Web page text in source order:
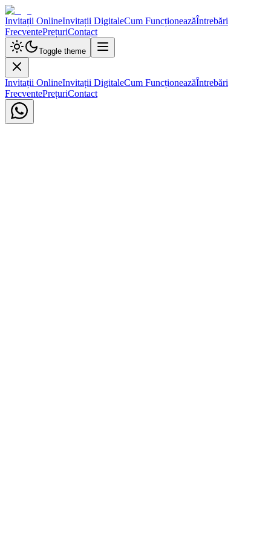
Invitații OnlineInvitații DigitaleCum FuncționeazăÎntrebări
FrecventePrețuriContact
Toggle theme
Invitații OnlineInvitații DigitaleCum FuncționeazăÎntrebări
FrecventePrețuriContact